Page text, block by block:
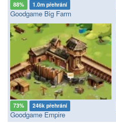
88% 1.0m přehrání
Goodgame Big Farm
73% 246k přehrání
Goodgame Empire